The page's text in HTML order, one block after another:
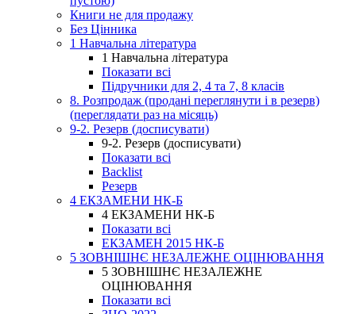
Книги не для продажу
Без Цінника
1 Навчальна література
1 Навчальна література
Показати всі
Підручники для 2, 4 та 7, 8 класів
8. Розпродаж (продані переглянути і в резерв)
(переглядати раз на місяць)
9-2. Резерв (досписувати)
9-2. Резерв (досписувати)
Показати всі
Backlist
Резерв
4 ЕКЗАМЕНИ НК-Б
4 ЕКЗАМЕНИ НК-Б
Показати всі
ЕКЗАМЕН 2015 НК-Б
5 ЗОВНІШНЄ НЕЗАЛЕЖНЕ ОЦІНЮВАННЯ
5 ЗОВНІШНЄ НЕЗАЛЕЖНЕ
ОЦІНЮВАННЯ
Показати всі